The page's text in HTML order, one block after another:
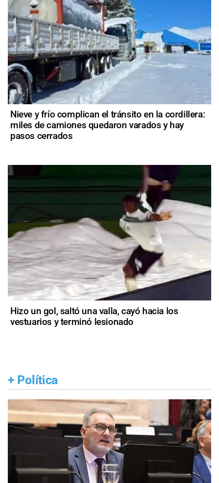
Nieve y frío complican el tránsito en la cordillera:
miles de camiones quedaron varados y hay
pasos cerrados
Hizo un gol, saltó una valla, cayó hacia los
vestuarios y terminó lesionado
+ Política